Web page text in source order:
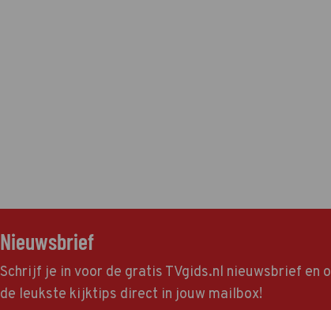
Nieuwsbrief
Schrijf je in voor de gratis TVgids.nl nieuwsbrief en
de leukste kijktips direct in jouw mailbox!